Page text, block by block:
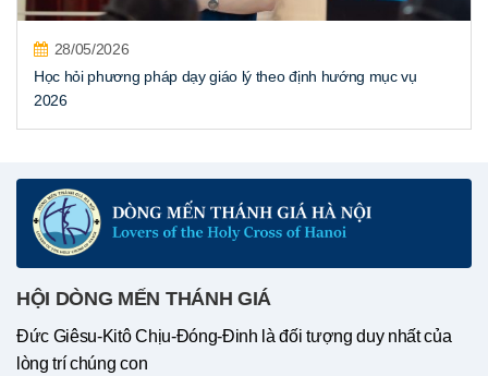
28/05/2026
Học hỏi phương pháp dạy giáo lý theo định hướng mục vụ
2026
HỘI DÒNG MẾN THÁNH GIÁ
Đức Giêsu-Kitô Chịu-Đóng-Đinh là đối tượng duy nhất của
lòng trí chúng con